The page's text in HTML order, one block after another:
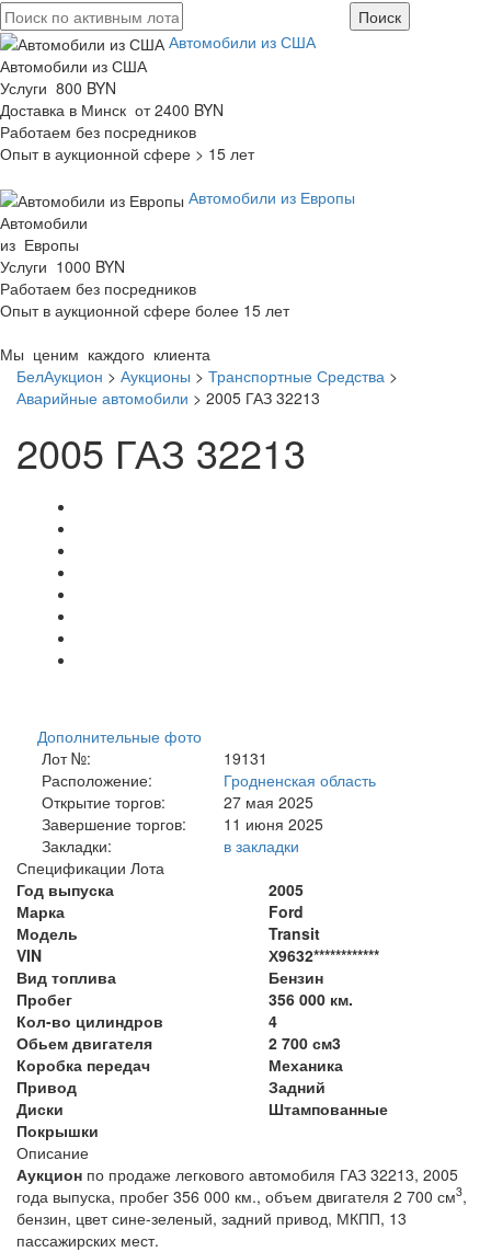
Автомобили из США
Автомобили из США
Услуги 800 BYN
Доставка в Минск от 2400 BYN
Работаем без посредников
Опыт в аукционной сфере > 15 лет
Автомобили из Европы
Автомобили
из Европы
Услуги 1000 BYN
Работаем без посредников
Опыт в аукционной сфере более 15 лет
Мы ценим каждого клиента
БелАукцион > Аукционы > Транспортные Средства >
Аварийные автомобили > 2005 ГАЗ 32213
2005 ГАЗ 32213
Дополнительные фото
Лот №:
19131
Расположение:
Гродненская область
Открытие торгов:
27 мая 2025
Завершение торгов:
11 июня 2025
Закладки:
в закладки
Спецификации Лота
Год выпуска
2005
Марка
Ford
Модель
Transit
VIN
Х9632************
Вид топлива
Бензин
Пробег
356 000 км.
Кол-во цилиндров
4
Обьем двигателя
2 700 см3
Коробка передач
Механика
Привод
Задний
Диски
Штампованные
Покрышки
Описание
Аукцион по продаже легкового автомобиля ГАЗ 32213, 2005
года выпуска, пробег 356 000 км., объем двигателя 2 700 см3,
бензин, цвет сине-зеленый, задний привод, МКПП, 13
пассажирских мест.